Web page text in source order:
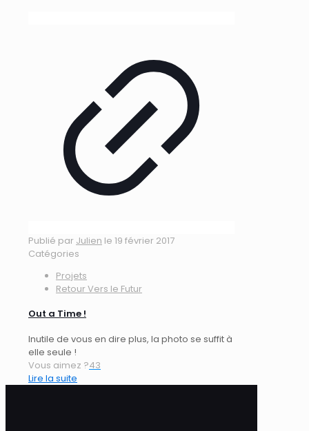
Publié par Julien le 19 février 2017
Catégories
Projets
Retour Vers le Futur
Out a Time !
Inutile de vous en dire plus, la photo se suffit à
elle seule !
Vous aimez ?43
Lire la suite